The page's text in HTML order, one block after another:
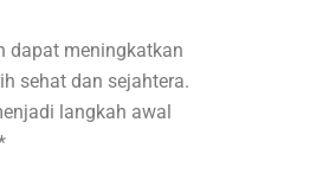
dapat meningkatkan
sehat dan sejahtera.
langkah awal